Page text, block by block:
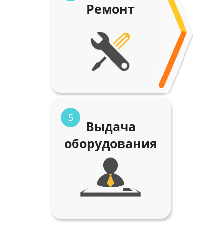
Ремонт
5
Выдача
оборудования